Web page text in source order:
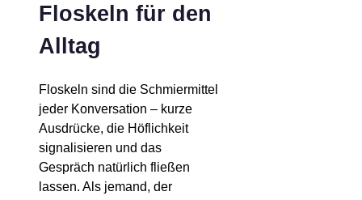
Floskeln für den
Alltag
Floskeln sind die Schmiermittel
jeder Konversation – kurze
Ausdrücke, die Höflichkeit
signalisieren und das
Gespräch natürlich fließen
lassen. Als jemand, der